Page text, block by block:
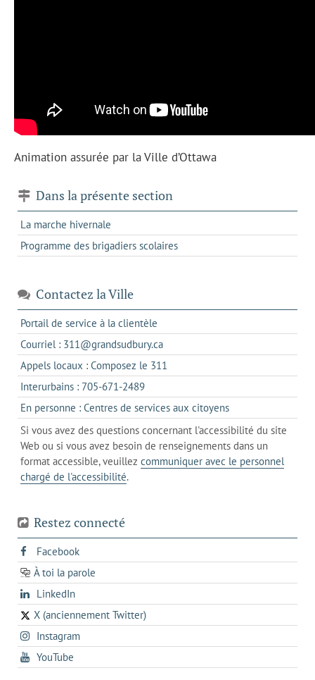
Animation assurée par la Ville d’Ottawa
Dans la présente section
La marche hivernale
Programme des brigadiers scolaires
Contactez la Ville
Portail de service à la clientèle
dans
un
nouvel
Courriel : 311@grandsudbury.cas'ouvre
dans
votre
de
messagerie
Appels locaux : Composez le 311
dans
un
client
de
votre
téléphone
Interurbains : 705-671-2489s'ouvre
dans
un
client
de
votre
En personne : Centres de services aux citoyenss'ouvre
dans
l'onglet
actuel
Si vous avez des questions concernant l'accessibilité du site
Web ou si vous avez besoin de renseignements dans un
format accessible, veuillez communiquer avec le personnel
chargé de l'accessibilité.
Restez connecté
Facebooks'ouvre
dans
un
onglet
À toi la parole
opens
in
a
new
tab
LinkedInopens
in
a
new
X (anciennement Twitter)
s'ouvre
dans
un
nouvel
Instagrams'ouvre
dans
un
YouTube
dans